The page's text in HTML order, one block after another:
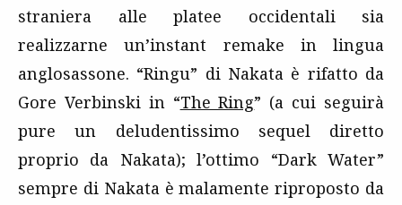
straniera alle platee occidentali sia
realizzarne un’instant remake in lingua
anglosassone. “Ringu” di Nakata è rifatto da
Gore Verbinski in “The Ring” (a cui seguirà
pure un deludentissimo sequel diretto
proprio da Nakata); l’ottimo “Dark Water”
sempre di Nakata è malamente riproposto da